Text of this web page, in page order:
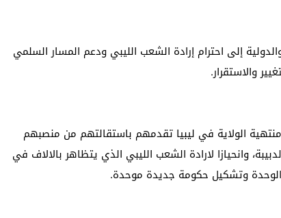
إلى احترام إرادة الشعب الليبي ودعم المسار السلمي
والاستقرار.
منتهية الولاية في ليبيا تقدمهم باستقالتهم من منصبهم
وانحيازا لارادة الشعب الليبي الذي يتظاهر بالالاف في
وتشكيل حكومة جديدة موحدة.